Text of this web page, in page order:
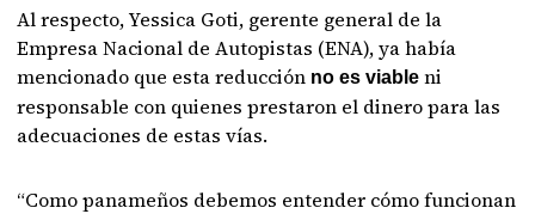
Al respecto, Yessica Goti, gerente general de la
Empresa Nacional de Autopistas (ENA), ya había
mencionado que esta reducción no es viable ni
responsable con quienes prestaron el dinero para las
adecuaciones de estas vías.
“Como panameños debemos entender cómo funcionan